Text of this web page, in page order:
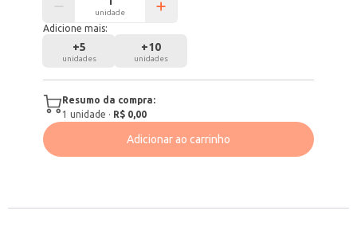
unidade
Adicione mais:
+5
unidades
+10
unidades
Resumo da compra:
1 unidade · R$ 0,00
Adicionar ao carrinho